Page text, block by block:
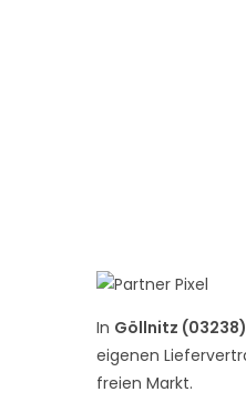
In Göllnitz (03238)
eigenen
freien Markt.